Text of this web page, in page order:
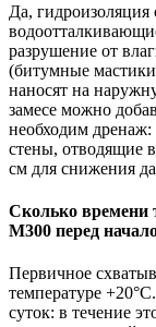
Да, гидроизоляция
разрушение от
(битумные
наносят на
замесе можно
необходим
стены, отводящие
см для снижения
Сколько времени
М300 перед
Первичное
температуре
суток: в течение